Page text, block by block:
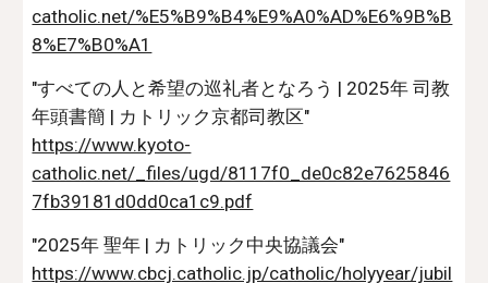
catholic.net/%E5%B9%B4%E9%A0%AD%E6%9B%B
8%E7%B0%A1
"すべての人と希望の巡礼者となろう | 2025年 司教
年頭書簡 | カトリック京都司教区"
https://www.kyoto-
catholic.net/_files/ugd/8117f0_de0c82e7625846
7fb39181d0dd0ca1c9.pdf
"2025年 聖年 | カトリック中央協議会"
https://www.cbcj.catholic.jp/catholic/holyyear/jubil